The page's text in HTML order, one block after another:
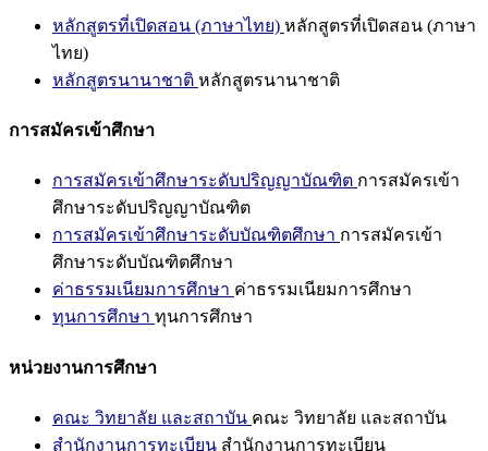
หลักสูตรที่เปิดสอน (ภาษาไทย) หลักสูตรที่เปิดสอน (ภาษา
ไทย)
หลักสูตรนานาชาติ หลักสูตรนานาชาติ
การสมัครเข้าศึกษา
การสมัครเข้าศึกษาระดับปริญญาบัณฑิต การสมัครเข้า
ศึกษาระดับปริญญาบัณฑิต
การสมัครเข้าศึกษาระดับบัณฑิตศึกษา การสมัครเข้า
ศึกษาระดับบัณฑิตศึกษา
ค่าธรรมเนียมการศึกษา ค่าธรรมเนียมการศึกษา
ทุนการศึกษา ทุนการศึกษา
หน่วยงานการศึกษา
คณะ วิทยาลัย และสถาบัน คณะ วิทยาลัย และสถาบัน
สำนักงานการทะเบียน สำนักงานการทะเบียน